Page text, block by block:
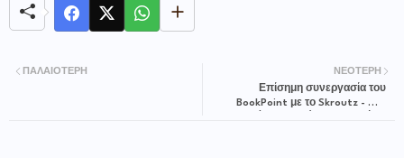
ΝΕΌΤΕΡΗ
Επίσημη συνεργασία του
BookPoint με το Skroutz - Μια
ΠΑΛΑΙΌΤΕΡΗ